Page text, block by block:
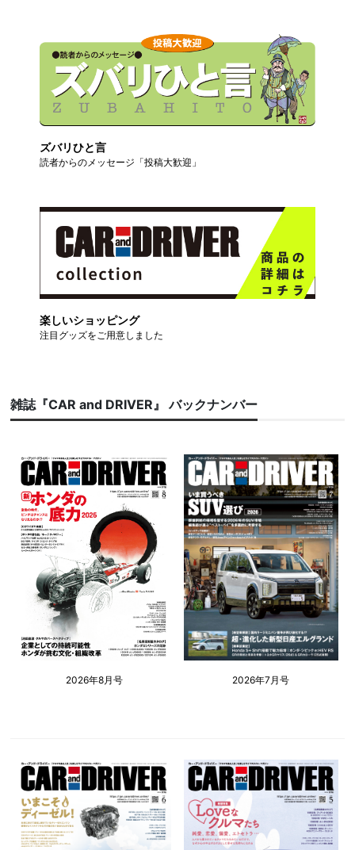
ズバリひと言
読者からのメッセージ「投稿大歓迎」
楽しいショッピング
注目グッズをご用意しました
雑誌『CAR and DRIVER』 バックナンバー
2026年8月号 2026年7月号